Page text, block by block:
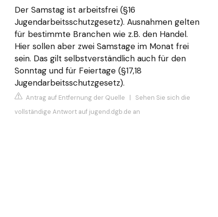
Der Samstag ist arbeitsfrei (§16
Jugendarbeitsschutzgesetz). Ausnahmen gelten
für bestimmte Branchen wie z.B. den Handel.
Hier sollen aber zwei Samstage im Monat frei
sein. Das gilt selbstverständlich auch für den
Sonntag und für Feiertage (§17,18
Jugendarbeitsschutzgesetz).
Antrag auf Entfernung der Quelle | Sehen Sie sich die
vollständige Antwort auf jugend.dgb.de an